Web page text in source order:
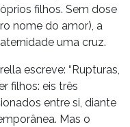
filhos. Sem dose
nome do amor), a
uma cruz.
escreve: “Rupturas,
filhos: eis três
entre si, diante
Mas o